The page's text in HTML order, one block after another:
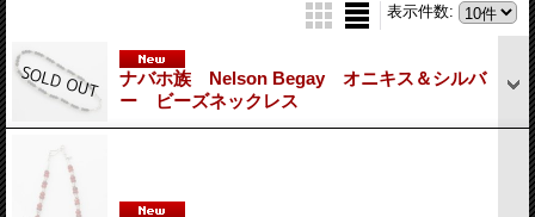
表示件数:
ナバホ族 Nelson Begay オニキス＆シルバ
ー ビーズネックレス